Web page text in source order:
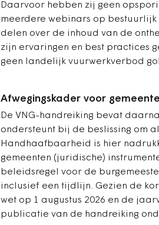
Daarvoor hebben zij geen
meerdere webinars op bestuurlijk
delen over de inhoud van de
zijn ervaringen en best practices
geen landelijk vuurwerkverbod
Afwegingskader voor
De VNG-handreiking bevat
ondersteunt bij de beslissing om
Handhaafbaarheid is hier
gemeenten (juridische)
beleidsregel voor de
inclusief een tijdlijn. Gezien de
wet op 1 augustus 2026 en de
publicatie van de handreiking